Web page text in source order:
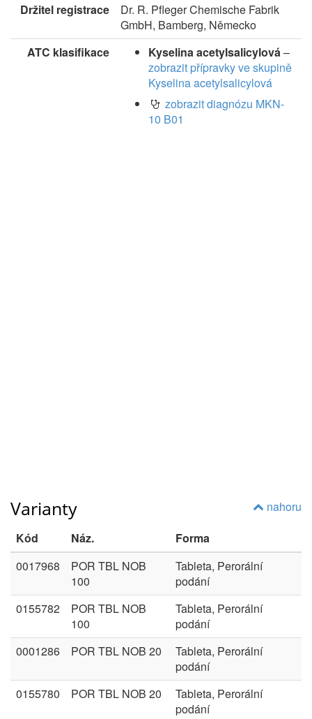
Držitel registrace
Dr. R. Pfleger Chemische Fabrik
GmbH, Bamberg, Německo
ATC klasifikace
Kyselina acetylsalicylová–
zobrazit přípravky ve skupině
Kyselina acetylsalicylová
zobrazit diagnózu MKN-
10 B01
nahoru
Varianty
Kód Náz.
Forma
0017968
POR TBL NOB
100
Tableta, Perorální
podání
0155782
POR TBL NOB
100
Tableta, Perorální
podání
0001286
POR TBL NOB 20
Tableta, Perorální
podání
0155780
POR TBL NOB 20
Tableta, Perorální
podání